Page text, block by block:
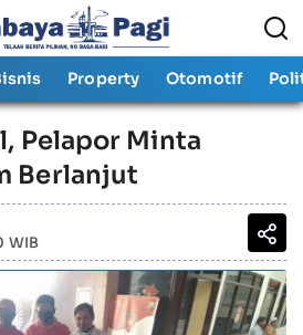
Property Otomotif
Pelapor Minta
Berlanjut
WIB